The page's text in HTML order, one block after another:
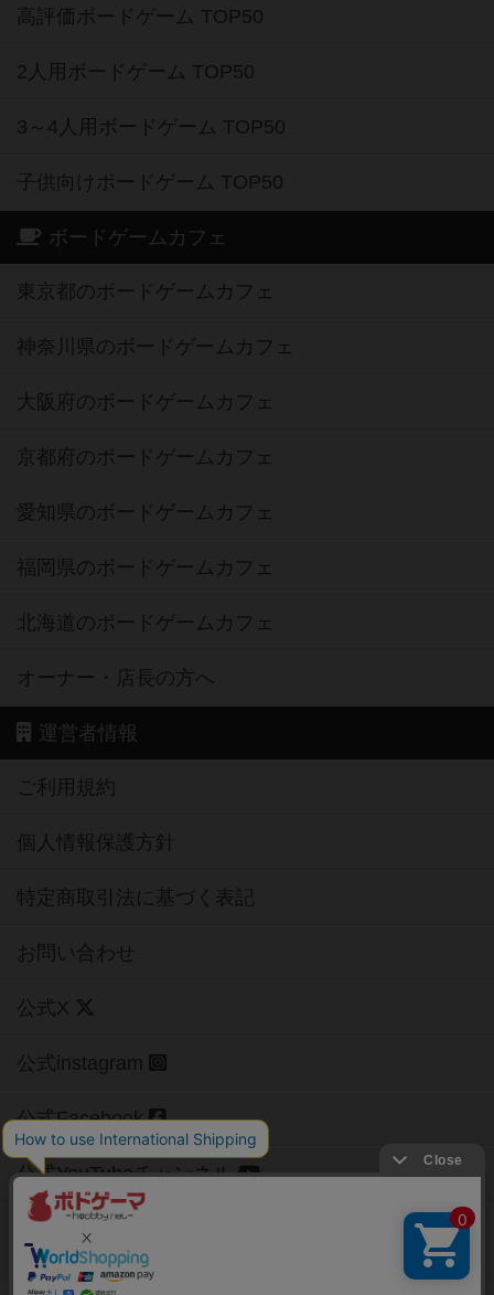
高評価ボードゲーム TOP50
2人用ボードゲーム TOP50
3～4人用ボードゲーム TOP50
子供向けボードゲーム TOP50
ボードゲームカフェ
東京都のボードゲームカフェ
神奈川県のボードゲームカフェ
大阪府のボードゲームカフェ
京都府のボードゲームカフェ
愛知県のボードゲームカフェ
福岡県のボードゲームカフェ
北海道のボードゲームカフェ
オーナー・店長の方へ
運営者情報
ご利用規約
個人情報保護方針
特定商取引法に基づく表記
お問い合わせ
公式X
公式instagram
公式Facebook
公式YouTubeチャンネル